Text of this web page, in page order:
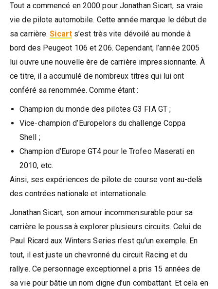
Tout a commencé en 2000 pour Jonathan Sicart, sa vraie
vie de pilote automobile. Cette année marque le début de
sa carrière.Sicarts’est très vite dévoilé au monde à
bord des Peugeot 106 et 206. Cependant, l’année 2005
lui ouvre une nouvelle ère de carrière impressionnante. À
ce titre, il a accumulé de nombreux titres qui lui ont
conféré sa renommée. Comme étant :
Champion du monde des pilotes G3 FIA GT ;
Vice-champion d’Europelors du challenge Coppa
Shell ;
Champion d’Europe GT4 pour le Trofeo Maserati en
2010, etc.
Ainsi, ses expériences de pilote de course vont au-delà
des contrées nationale et internationale.
Jonathan Sicart, son amour incommensurable pour sa
carrière le poussa à explorer plusieurs circuits. Celui de
Paul Ricard aux Winters Series n’est qu’un exemple. En
tout, il est juste un chevronné du circuit Racing et du
rallye. Ce personnage exceptionnel a pris 15 années de
sa vie pour bâtie un nom digne d’un combattant. Et cela en